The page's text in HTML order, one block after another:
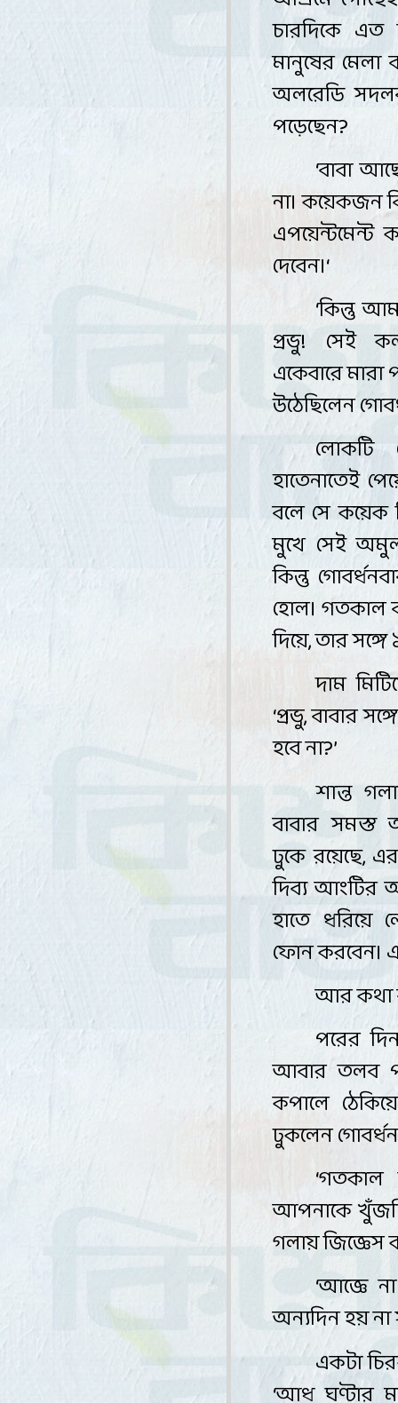
চারদিকে এত
মানুষের মেলা
অলরেডি
পড়েছেন?
‘বাবা
না। কয়েকজন
দেবেন।‘
‘কিন্তু
প্রভু! সেই
একেবারে মারা
উঠেছিলেন
লোকটি
হাতেনাতেই
বলে সে কয়েক
মুখে সেই
কিন্তু
হোল। গতকাল
দিয়ে,তার
দাম
‘প্রভু,বাবার
হবে না?’
শান্ত
বাবার সমস্ত
ঢুকে রয়েছে,
দিব্য আংটির
হাতে ধরিয়ে
ফোন করবেন।
আর কথা
পরের
আবার তলব
কপালে
ঢুকলেন
‘গতকাল
আপনাকে
গলায় জিজ্ঞেস
‘আজ্ঞে
অন্যদিন হয় না
একটা
‘আধ ঘণ্টার